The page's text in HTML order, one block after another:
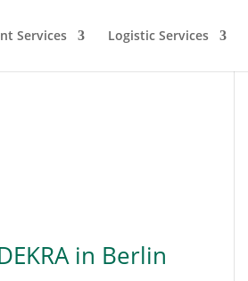
Services Logistic Services
in Berlin